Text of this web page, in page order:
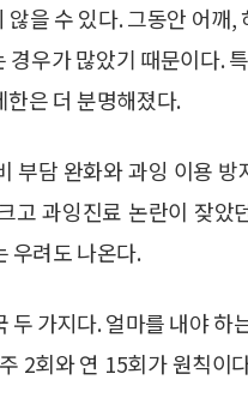
을 수 있다. 그동안 어깨
우가 많았기 때문이다.
은 더 분명해졌다.
부담 완화와 과잉 이용
고 과잉진료 논란이 잦았
우려도 나온다.
가지다. 얼마를 내야
2회와 연 15회가 원칙이